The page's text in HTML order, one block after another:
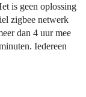
is geen oplossing
zigbee netwerk
dan 4 uur mee
Iedereen